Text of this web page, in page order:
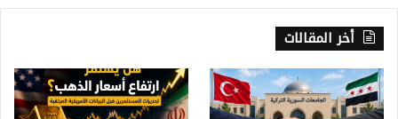
أخر المقالات